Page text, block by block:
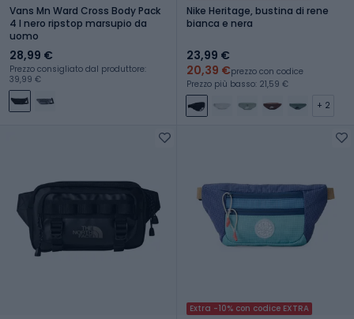
Vans Mn Ward Cross Body Pack
4 l nero ripstop marsupio da
uomo
28,99 €
Prezzo consigliato dal produttore:
39,99 €
Nike Heritage, bustina di rene
bianca e nera
23,99 €
20,39 €prezzo con codice
Prezzo più basso: 21,59 €
+ 2
Extra -10% con codice EXTRA